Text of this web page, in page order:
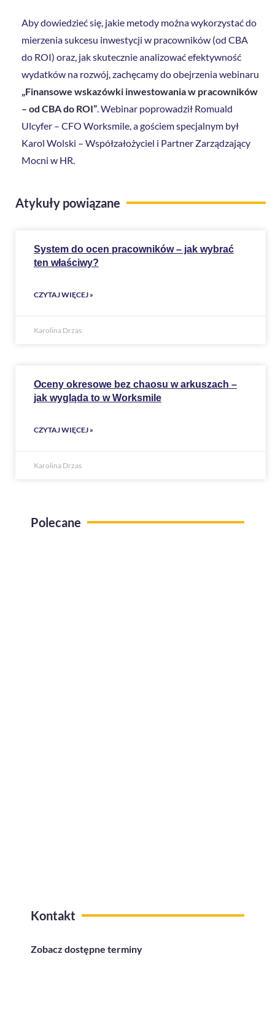
Aby dowiedzieć się, jakie metody można wykorzystać do
mierzenia sukcesu inwestycji w pracowników (od CBA
do ROI) oraz, jak skutecznie analizować efektywność
wydatków na rozwój, zachęcamy do obejrzenia webinaru
„Finansowe wskazówki inwestowania w pracowników
– od CBA do ROI”. Webinar poprowadził Romuald
Ulcyfer – CFO Worksmile, a gościem specjalnym był
Karol Wolski – Współzałożyciel i Partner Zarządzający
Mocni w HR.
Atykuły powiązane
System do ocen pracowników – jak wybrać
ten właściwy?
CZYTAJ WIĘCEJ »
Karolina Drzas
Oceny okresowe bez chaosu w arkuszach –
jak wygląda to w Worksmile
CZYTAJ WIĘCEJ »
Karolina Drzas
Polecane
Kontakt
Zobacz dostępne terminy